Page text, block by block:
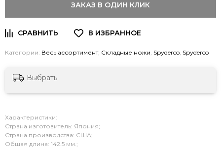
ЗАКАЗ В ОДИН КЛИК
Категории: Весь ассортимент, Складные ножи, Spyderco, Spyderco
Выбрать
Характеристики:
Страна изготовитель: Япония;
Страна производства: США;
Общая длина: 142.5 мм.;